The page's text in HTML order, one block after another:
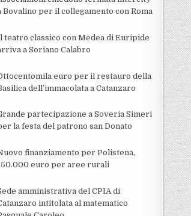
Bovalino per il collegamento con Roma
teatro classico con Medea di Euripide
a Soriano Calabro
euro per il restauro della
dell’immacolata a Catanzaro
partecipazione a Soveria Simeri
la festa del patrono san Donato
finanziamento per Polistena,
euro per aree rurali
amministrativa del CPIA di
intitolata al matematico